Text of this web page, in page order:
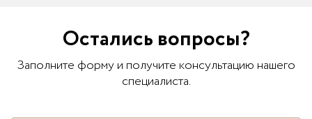
Остались вопросы?
Заполните форму и получите консультацию нашего
специалиста.